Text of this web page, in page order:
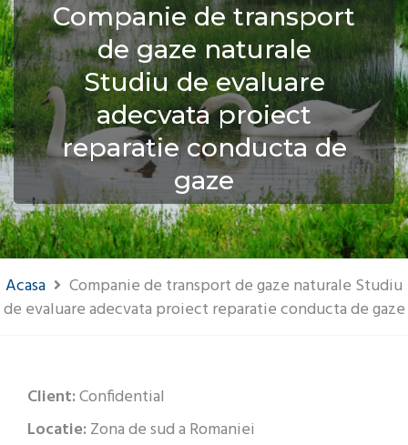
Companie de transport
de gaze naturale
Studiu de evaluare
adecvata proiect
reparatie conducta de
gaze
Acasa
Companie de transport de gaze naturale Studiu
de evaluare adecvata proiect reparatie conducta de gaze
Client:Confidential
Locatie:Zona de sud a Romaniei